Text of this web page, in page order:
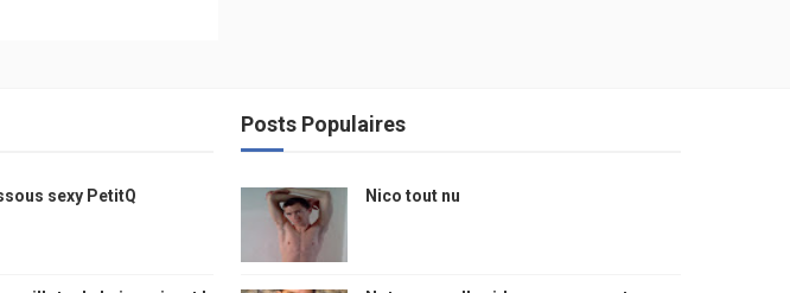
sexy PetitQ
Posts Populaires
Nico tout nu